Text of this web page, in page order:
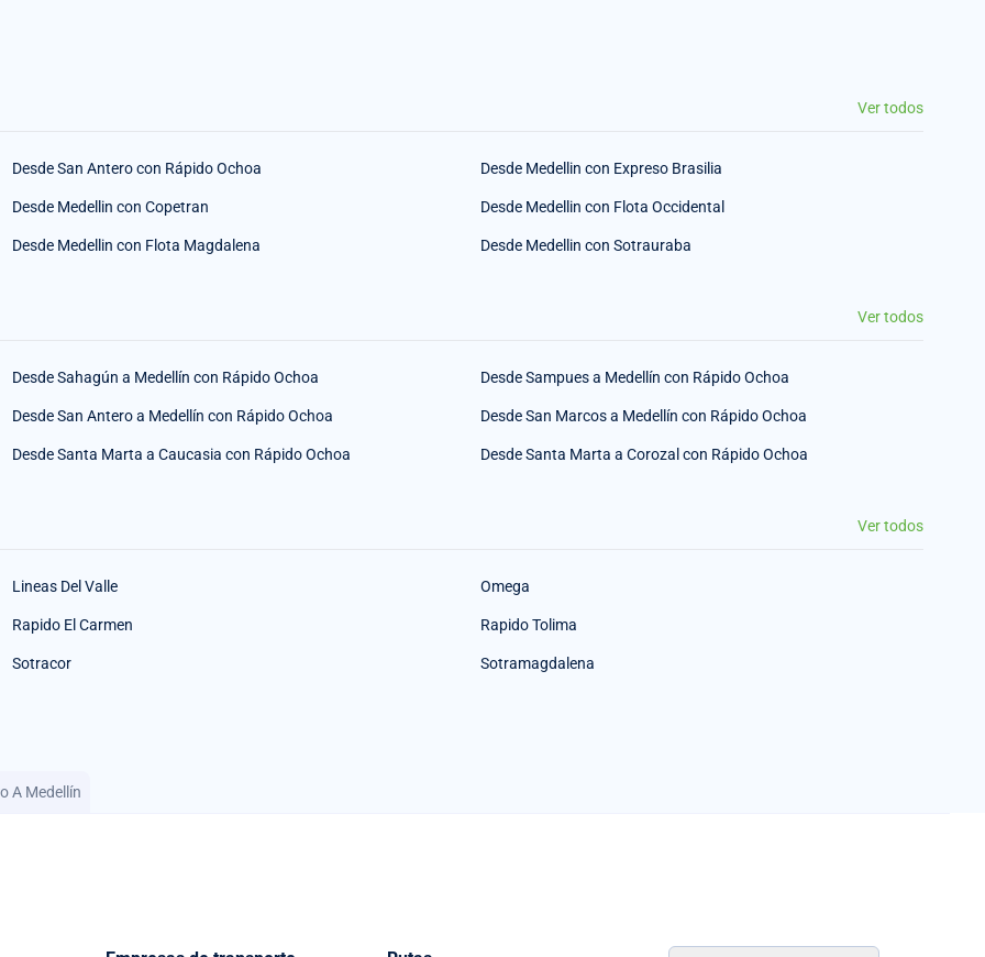
Ver todos
Desde San Antero con Rápido Ochoa Desde Medellin con Expreso Brasilia
Desde Medellin con Copetran Desde Medellin con Flota Occidental
Desde Medellin con Flota Magdalena Desde Medellin con Sotrauraba
Ver todos
Desde Sahagún a Medellín con Rápido Ochoa Desde Sampues a Medellín con Rápido Ochoa
Desde San Antero a Medellín con Rápido Ochoa Desde San Marcos a Medellín con Rápido Ochoa
Desde Santa Marta a Caucasia con Rápido Ochoa Desde Santa Marta a Corozal con Rápido Ochoa
Ver todos
Lineas Del Valle Omega
Rapido El Carmen Rapido Tolima
Sotracor Sotramagdalena
A Medellín